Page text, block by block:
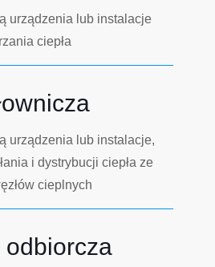
urządzenia lub instalacje
ciepła
urządzenia lub instalacje,
i dystrybucji ciepła ze
cieplnych
odbiorcza